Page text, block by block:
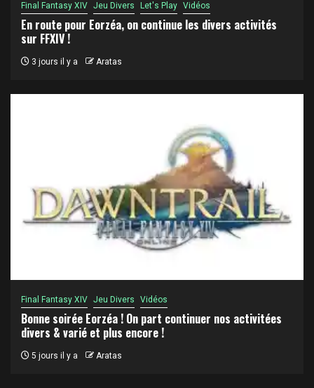
Final Fantasy XIV Jeu Divers Let's Play Vidéos
En route pour Eorzéa, on continue les divers activités
sur FFXIV !
3 jours il y a Aratas
Final Fantasy XIV Jeu Divers Vidéos
Bonne soirée Eorzéa ! On part continuer nos activitées
divers & varié et plus encore !
5 jours il y a Aratas